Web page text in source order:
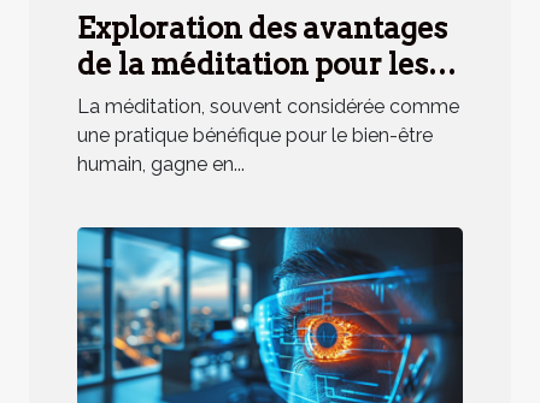
Exploration des avantages
de la méditation pour les
animaux de compagnie
La méditation, souvent considérée comme
une pratique bénéfique pour le bien-être
humain, gagne en...